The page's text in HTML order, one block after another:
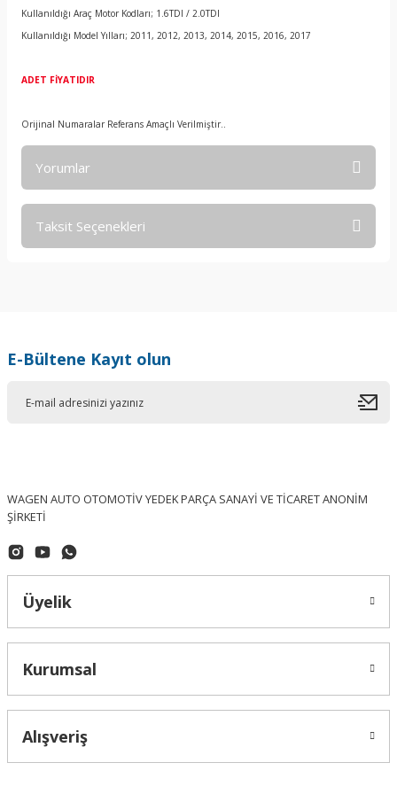
Kullanıldığı Araç Motor Kodları; 1.6TDI / 2.0TDI
Kullanıldığı Model Yılları; 2011, 2012, 2013, 2014, 2015, 2016, 2017
ADET FİYATIDIR
Orijinal Numaralar Referans Amaçlı Verilmiştir..
Yorumlar
Taksit Seçenekleri
E-Bültene Kayıt olun
WAGEN AUTO OTOMOTİV YEDEK PARÇA SANAYİ VE TİCARET ANONİM
ŞİRKETİ
Üyelik
Kurumsal
Alışveriş